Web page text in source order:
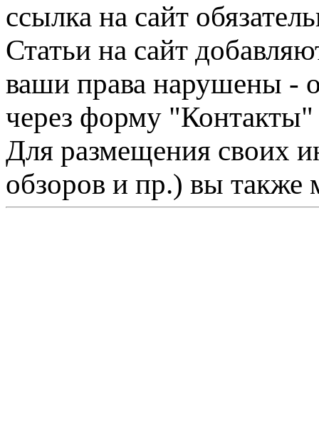
ссылка на сайт
Статьи на сайт
ваши права нарушены -
через форму "Контакты"
Для размещения своих
обзоров и пр.) вы также